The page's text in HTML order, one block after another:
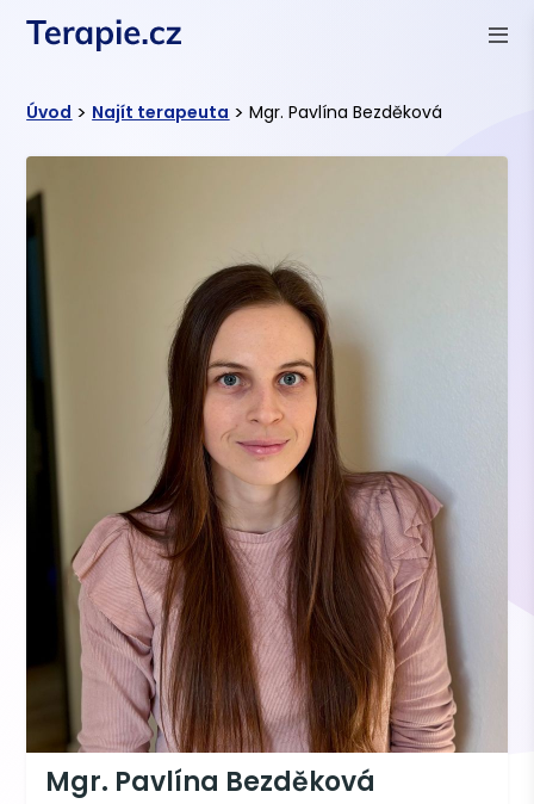
Úvod > Najít terapeuta > Mgr. Pavlína Bezděková
Mgr. Pavlína Bezděková